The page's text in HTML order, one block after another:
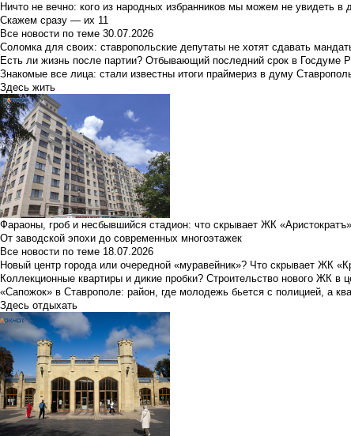
Ничто не вечно: кого из народных избранников мы можем не увидеть
Скажем сразу — их 11
Все новости по теме 30.07.2026
Соломка для своих: ставропольские депутаты не хотят сдавать
Есть ли жизнь после партии? Отбывающий последний срок в Госдуме
Знакомые все лица: стали известны итоги праймериз в думу
Здесь жить
Фараоны, гроб и несбывшийся стадион: что скрывает ЖК
От заводской эпохи до современных многоэтажек
Все новости по теме 18.07.2026
Новый центр города или очередной «муравейник»? Что скрывает ЖК
Коллекционные квартиры и дикие пробки? Строительство нового ЖК в
«Сапожок» в Ставрополе: район, где молодежь бьется с полицией, а
Здесь отдыхать